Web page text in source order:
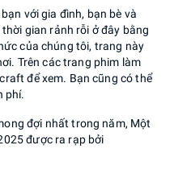
với gia đình, bạn bè và
gian rảnh rỗi ở đây bằng
của chúng tôi, trang này
Trên các trang phim làm
để xem. Bạn cũng có thể
phí.
đợi nhất trong năm, Một
được ra rạp bởi